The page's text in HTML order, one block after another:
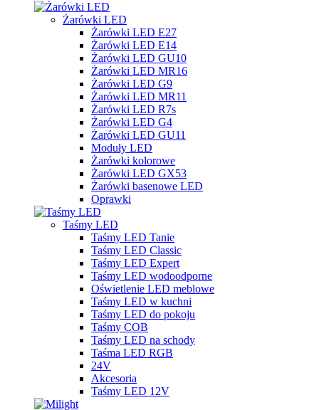
Żarówki LED
Żarówki LED E27
Żarówki LED E14
Żarówki LED GU10
Żarówki LED MR16
Żarówki LED G9
Żarówki LED MR11
Żarówki LED R7s
Żarówki LED G4
Żarówki LED GU11
Moduły LED
Żarówki kolorowe
Żarówki LED GX53
Żarówki basenowe LED
Oprawki
Taśmy LED
Taśmy LED Tanie
Taśmy LED Classic
Taśmy LED Expert
Taśmy LED wodoodporne
Oświetlenie LED meblowe
Taśmy LED w kuchni
Taśmy LED do pokoju
Taśmy COB
Taśmy LED na schody
Taśma LED RGB
24V
Akcesoria
Taśmy LED 12V